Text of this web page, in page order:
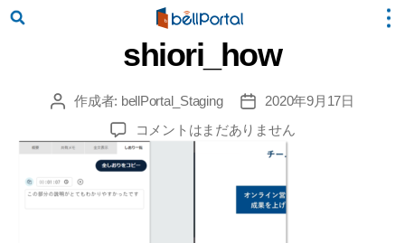
shiori_how
投
者
作成者: bellPortal_Staging
投
稿
日
2020年9月17日
shiori_how
へ
の
コメントはまだありません